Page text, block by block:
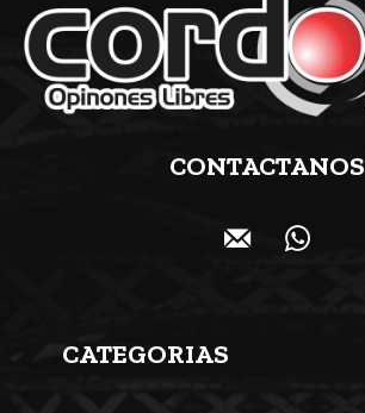
CONTACTANOS
CATEGORIAS